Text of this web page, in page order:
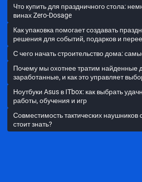
Что купить для праздничного стола:
винах Zero-Dosage
Как упаковка помогает создавать
решения для событий, подарков и
С чего начать строительство дома:
Почему мы охотнее тратим найденные
заработанные, и как это управляет
Ноутбуки Asus в ITbox: как выбрать
работы, обучения и игр
Совместимость тактических
стоит знать?